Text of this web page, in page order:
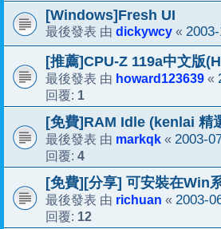
[Windows]Fresh UI
最後發表 由 dickywcy «
[推薦]CPU-Z 119a中文版
最後發表 由 howard123639 «
回覆: 1
[免費]RAM Idle (kenlai 精
最後發表 由 markqk « 2003-
回覆: 4
[免費][分享] 可安裝在
最後發表 由 richuan « 2003-
回覆: 12